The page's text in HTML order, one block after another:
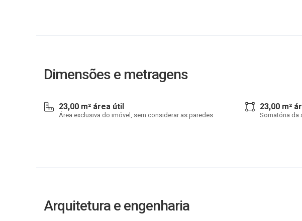
Dimensões e metragens
23,00 m² área útil
Área exclusiva do imóvel, sem considerar as paredes
23,00 m²
Somatória da
Arquitetura e engenharia